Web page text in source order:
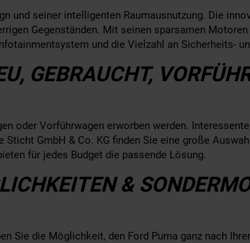
und seiner intelligenten Raumausnutzung. Die
Gegenständen. Mit seinen sparsamen
und die Vielzahl an Sicherheits-
GEBRAUCHT,
oder Vorführwagen erworben werden.
GmbH & Co. KG finden Sie eine große
für jedes Budget die passende Lösung.
&
Sie die Möglichkeit, den Ford Puma ganz nach